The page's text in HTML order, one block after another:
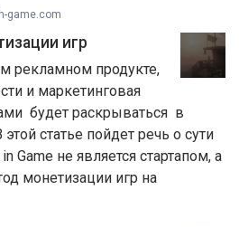
game.com
игр
рекламном продукте,
и маркетинговая
будет раскрываться в
статье пойдет речь о сути
Game не является стартапом, а
монетизации игр на